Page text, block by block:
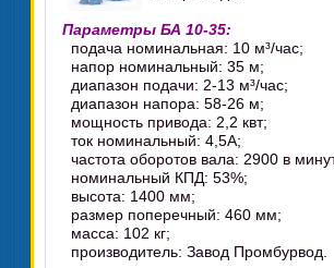
Параметры БА 10-35:
подача номинальная: 10 м³/час;
напор номинальный: 35 м;
диапазон подачи: 2-13 м³/час;
диапазон напора: 58-26 м;
мощность привода: 2,2 квт;
ток номинальный: 4,5А;
частота оборотов вала: 2900 в
номинальный КПД: 53%;
высота: 1400 мм;
размер поперечный: 460 мм;
масса: 102 кг;
производитель: Завод Промбурвод.